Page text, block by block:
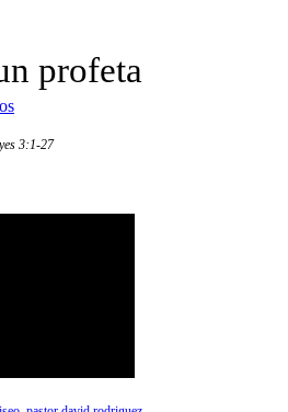
profeta
3:1-27